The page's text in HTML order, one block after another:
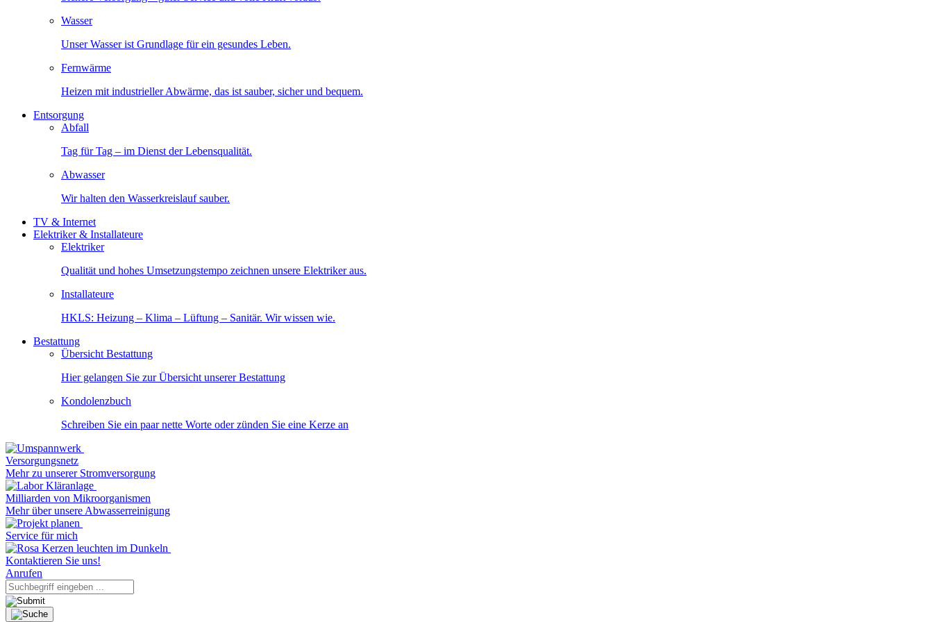
Wasser
Unser Wasser ist Grundlage für ein gesundes Leben.
Fernwärme
Heizen mit industrieller Abwärme, das ist sauber, sicher und bequem.
Entsorgung
Abfall
Tag für Tag – im Dienst der Lebensqualität.
Abwasser
Wir halten den Wasserkreislauf sauber.
TV & Internet
Elektriker & Installateure
Elektriker
Qualität und hohes Umsetzungstempo zeichnen unsere Elektriker aus.
Installateure
HKLS: Heizung – Klima – Lüftung – Sanitär. Wir wissen wie.
Bestattung
Übersicht Bestattung
Hier gelangen Sie zur Übersicht unserer Bestattung
Kondolenzbuch
Schreiben Sie ein paar nette Worte oder zünden Sie eine Kerze an
Versorgungsnetz
Mehr zu unserer Stromversorgung
Milliarden von Mikroorganismen
Mehr über unsere Abwasserreinigung
Service für mich
Kontaktieren Sie uns!
Anrufen